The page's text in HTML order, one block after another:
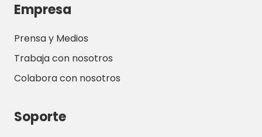
Empresa
Prensa y Medios
Trabaja con nosotros
Colabora con nosotros
Soporte